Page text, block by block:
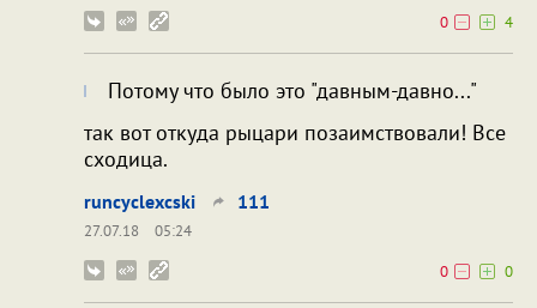
0
4
Потому что было это "давным-давно..."
так вот откуда рыцари позаимствовали! Все
сходица.
runcyclexcski 111
27.07.18
05:24
0
0